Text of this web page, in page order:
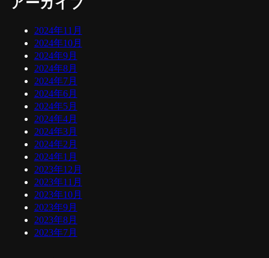
アーカイブ
2024年11月
2024年10月
2024年9月
2024年8月
2024年7月
2024年6月
2024年5月
2024年4月
2024年3月
2024年2月
2024年1月
2023年12月
2023年11月
2023年10月
2023年9月
2023年8月
2023年7月